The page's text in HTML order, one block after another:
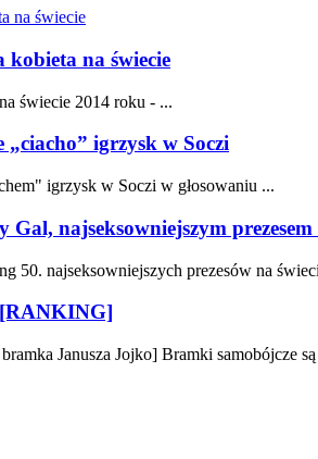
na świecie
świecie 2014 roku - ...
igrzysk w Soczi
igrzysk w Soczi w głosowaniu ...
Gal, najseksowniejszym prezesem
50. najseksowniejszych prezesów na
[RANKING]
Janusza Jojko] Bramki samobójcze